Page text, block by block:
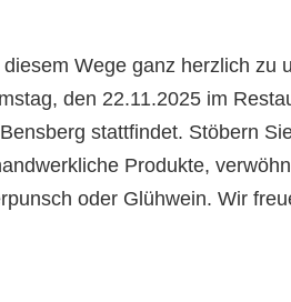
Wege ganz herzlich zu
den 22.11.2025 im
stattfindet. Stöbern
Produkte,
oder Glühwein. Wir